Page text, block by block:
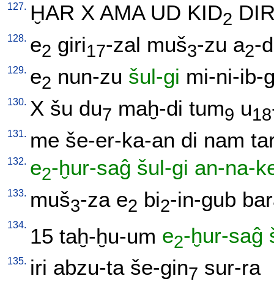
127. ḪAR X AMA UD KID2
128. e2 giri17-zal muš3-zu a2-
129. e2 nun-zu šul-gi mi-ni-ib-
130. X šu du7 maḫ-di tum9 u18
131. me še-er-ka-an di nam
132. e2-ḫur-saĝ šul-gi an-na-
133. muš3-za e2 bi2-in-gub
134. 15 taḫ-ḫu-um e2-ḫur-saĝ
135. iri abzu-ta še-gin7 sur-ra